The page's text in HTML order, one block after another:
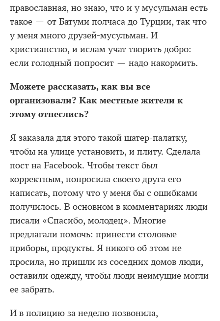
православная, но знаю, что и у мусульман есть
такое — от Батуми полчаса до Турции, так что
у меня много друзей-мусульман. И
христианство, и ислам учат творить добро:
если голодный попросит — надо накормить.
Можете рассказать, как вы все
организовали? Как местные жители к
этому отнеслись?
Я заказала для этого такой шатер-палатку,
чтобы на улице установить, и плиту. Сделала
пост на Facebook. Чтобы текст был
корректным, попросила своего друга его
написать, потому что у меня бы с ошибками
получилось. В основном в комментариях люди
писали «Спасибо, молодец». Многие
предлагали помочь: принести столовые
приборы, продукты. Я никого об этом не
просила, но пришли из соседних домов люди,
оставили одежду, чтобы люди неимущие могли
ее забрать.
И в полицию за неделю позвонила,